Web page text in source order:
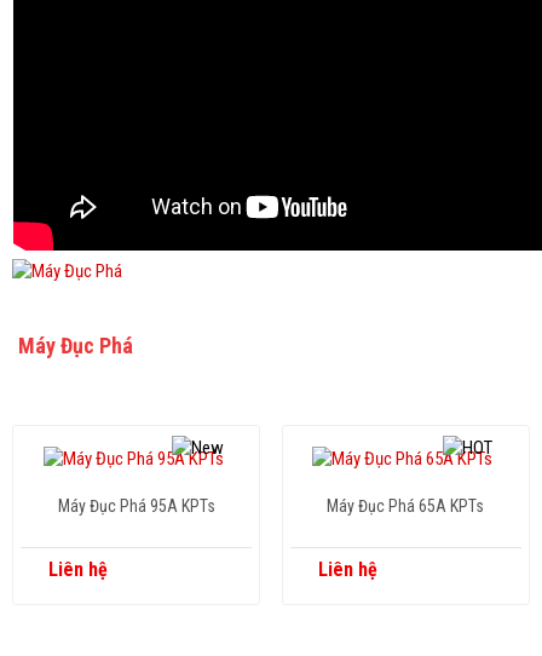
Máy Đục Phá
Máy Đục Phá 95A KPTs
Liên hệ
Máy Đục Phá 65A KPTs
Liên hệ